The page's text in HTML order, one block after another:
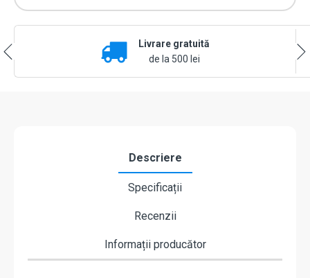
Livrare gratuită
de la 500 lei
Descriere
Specificații
Recenzii
Informații producător